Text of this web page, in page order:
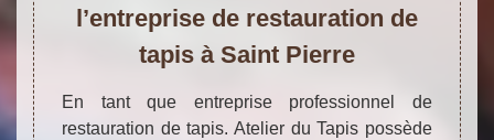
l’entreprise de restauration de
tapis à Saint Pierre
En tant que entreprise professionnel de
restauration de tapis. Atelier du Tapis possède